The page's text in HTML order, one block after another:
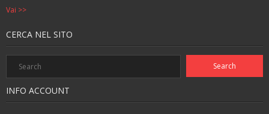
Vai >>
CERCA NEL SITO
INFO ACCOUNT